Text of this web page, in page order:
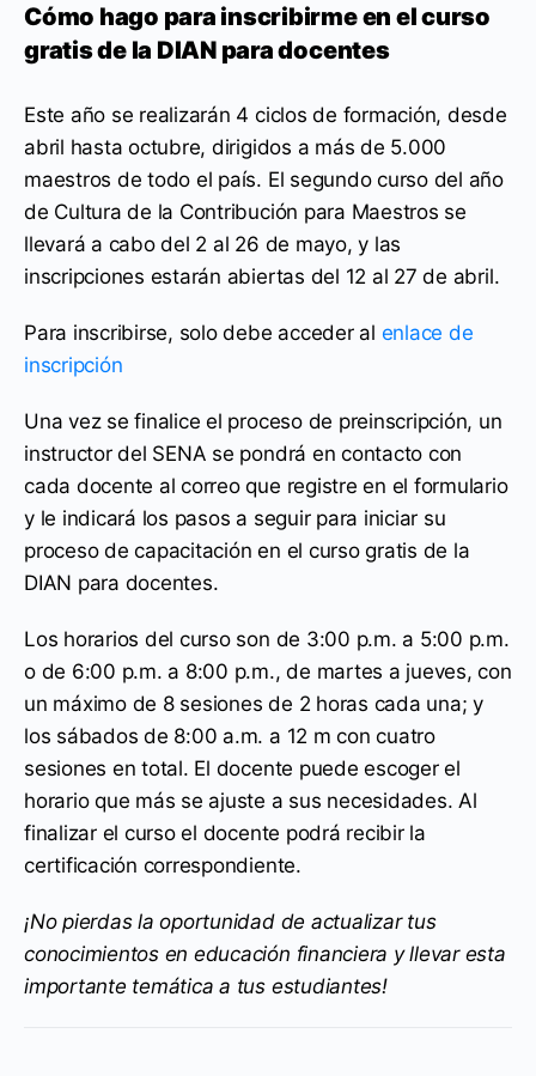
Cómo hago para inscribirme en el curso
gratis de la DIAN para docentes
Este año se realizarán 4 ciclos de formación, desde
abril hasta octubre, dirigidos a más de 5.000
maestros de todo el país. El segundo curso del año
de Cultura de la Contribución para Maestros se
llevará a cabo del 2 al 26 de mayo, y las
inscripciones estarán abiertas del 12 al 27 de abril.
Para inscribirse, solo debe acceder al enlace de
inscripción
Una vez se finalice el proceso de preinscripción, un
instructor del SENA se pondrá en contacto con
cada docente al correo que registre en el formulario
y le indicará los pasos a seguir para iniciar su
proceso de capacitación en el curso gratis de la
DIAN para docentes.
Los horarios del curso son de 3:00 p.m. a 5:00 p.m.
o de 6:00 p.m. a 8:00 p.m., de martes a jueves, con
un máximo de 8 sesiones de 2 horas cada una; y
los sábados de 8:00 a.m. a 12 m con cuatro
sesiones en total. El docente puede escoger el
horario que más se ajuste a sus necesidades. Al
finalizar el curso el docente podrá recibir la
certificación correspondiente.
¡No pierdas la oportunidad de actualizar tus
conocimientos en educación financiera y llevar esta
importante temática a tus estudiantes!